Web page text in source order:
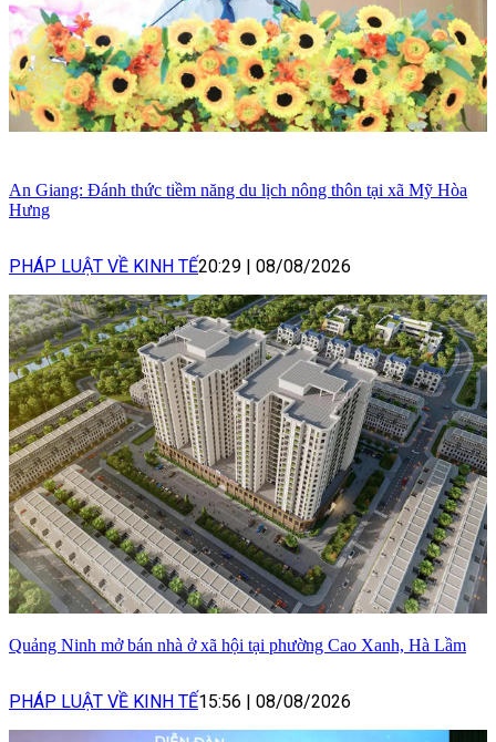
An Giang: Đánh thức tiềm năng du lịch nông thôn tại xã Mỹ Hòa
Hưng
PHÁP LUẬT VỀ KINH TẾ20:29 08/08/2026
Quảng Ninh mở bán nhà ở xã hội tại phường Cao Xanh, Hà Lầm
PHÁP LUẬT VỀ KINH TẾ15:56 08/08/2026